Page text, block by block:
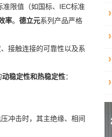
准限值（如国标、IEC标准
率。 德立元系列产品严格
接触连接的可靠性以及系
动稳定性和热稳定性：
冲击时，其主绝缘、相间